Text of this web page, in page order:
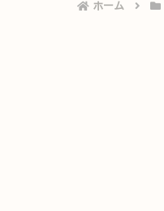
ホーム